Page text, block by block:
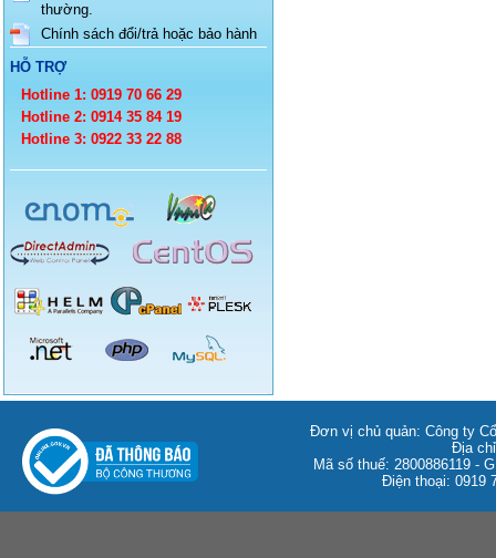
thường.
Chính sách đổi/trả hoặc bảo hành
HỖ TRỢ
Hotline 1: 0919 70 66 29
Hotline 2: 0914 35 84 19
Hotline 3: 0922 33 22 88
Đơn vị chủ quản: Công ty
Địa
Mã số thuế: 2800886119 -
Điện thoại: 0919